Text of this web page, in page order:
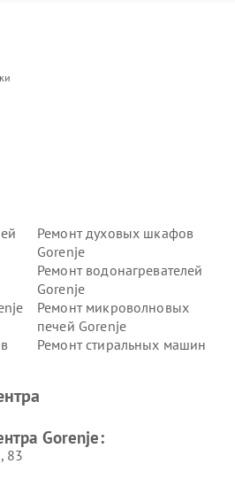
Ремонт духовых шкафов
Gorenje
Ремонт водонагревателей
Gorenje
Ремонт микроволновых
печей Gorenje
Ремонт стиральных машин
Gorenje:
83